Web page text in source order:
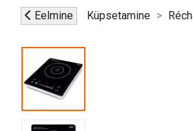
Eelmine Küpsetamine